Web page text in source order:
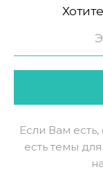
Если Вам
есть темы